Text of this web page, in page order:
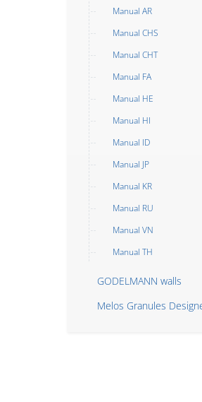
Manual AR
Manual CHS
Manual CHT
Manual FA
Manual HE
Manual HI
Manual ID
Manual JP
Manual KR
Manual RU
Manual VN
Manual TH
GODELMANN walls
Melos Granules